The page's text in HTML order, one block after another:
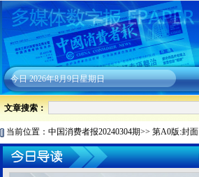
今日2026年8月9日星期日
文章搜索：
当前位置： 中国消费者报20240304期>> 第A0版:封面